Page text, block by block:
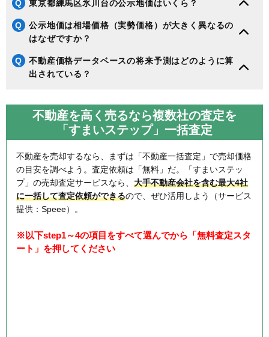
Q 東京都練馬区氷川台の公示地価はいくら？
Q
公示地価は相場価格（実勢価格）が大きく異なるの
はなぜですか？
Q
不動産価格データベースの将来予測はどのように算
出されている？
不動産を高く売るなら複数社の査定を
「すまいステップ」一括査定
不動産を売却するなら、まずは「不動産一括査定」で売却価格
の目安を調べよう。査定依頼は「無料」だ。「すまいステッ
プ」の売却査定サービスなら、 大手不動産会社を含む最大4社
に一括して査定依頼ができるので、ぜひ活用しよう（サービス
提供：Speee）。
※以下step1～4の項目をすべて選んでから「無料査定スタ
ート」を押してください